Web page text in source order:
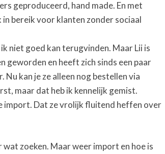
geproduceerd, hand made. En met
bereik voor klanten zonder sociaal
niet goed kan terugvinden. Maar Lii is
geworden en heeft zich sinds een paar
kan je ze alleen nog bestellen via
maar dat heb ik kennelijk gemist.
import. Dat ze vrolijk fluitend heffen over
zoeken. Maar weer import en hoe is